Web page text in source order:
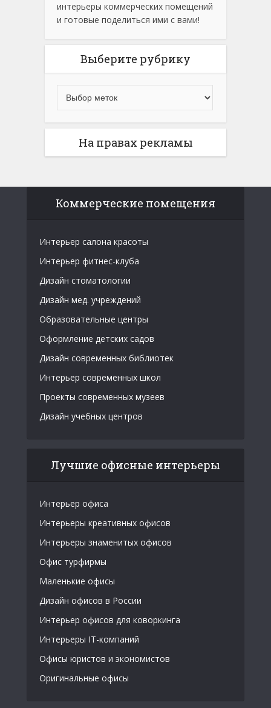
интерьеры коммерческих помещений
и готовые поделиться ими с вами!
Выберите рубрику
На правах рекламы
Коммерческие помещения
Интерьер салона красоты
Интерьер фитнес-клуба
Дизайн стоматологии
Дизайн мед. учреждений
Образовательные центры
Оформление детских садов
Дизайн современных библиотек
Интерьер современных школ
Проекты современных музеев
Дизайн учебных центров
Лучшие офисные интерьеры
Интерьер офиса
Интерьеры креативных офисов
Интерьеры знаменитых офисов
Офис турфирмы
Маленькие офисы
Дизайн офисов в России
Интерьер офисов для коворкинга
Интерьеры IT-компаний
Офисы юристов и экономистов
Оригинальные офисы